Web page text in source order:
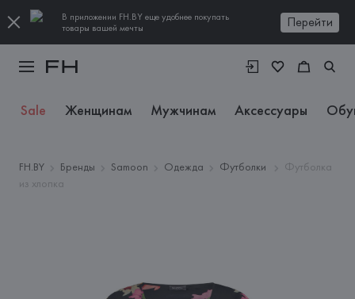
В приложении FH.BY еще удобнее покупать
товары вашей мечты
Перейти
Sale Женщинам Мужчинам Аксессуары
FH.BY Бренды Samoon Одежда Футболки
Футболка
из хлопка